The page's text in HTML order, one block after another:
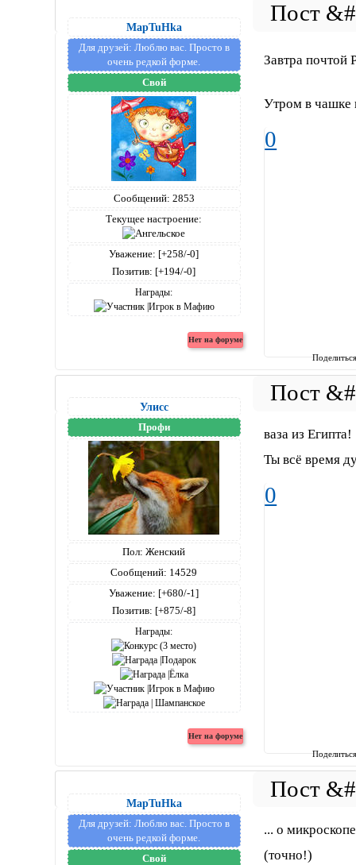
MapTuHka
Для друзей: Люблю вас. Просто в
очень редкой форме.
Свой
Сообщений: 2853
Текущее настроение:
Уважение: [+258/-0]
Позитив: [+194/-0]
Награды:
Завтра почтой
Утром в чашке
0
Улисс
Профи
Пол: Женский
Сообщений: 14529
Уважение: [+680/-1]
Позитив: [+875/-8]
Награды:
ваза из Египта!
Ты всё время
0
MapTuHka
Для друзей: Люблю вас. Просто в
очень редкой форме.
Свой
... о
(точно!)